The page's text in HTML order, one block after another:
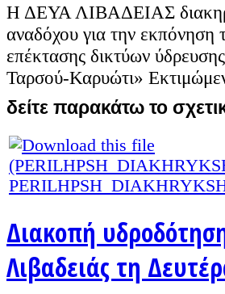
Η ΔΕΥΑ ΛΙΒΑΔΕΙΑΣ
αναδόχου για την εκπόνηση
επέκτασης δικτύων
Ταρσού-Καρυώτι»
δείτε παρακάτω το
Διακοπή
Λιβαδειάς τη